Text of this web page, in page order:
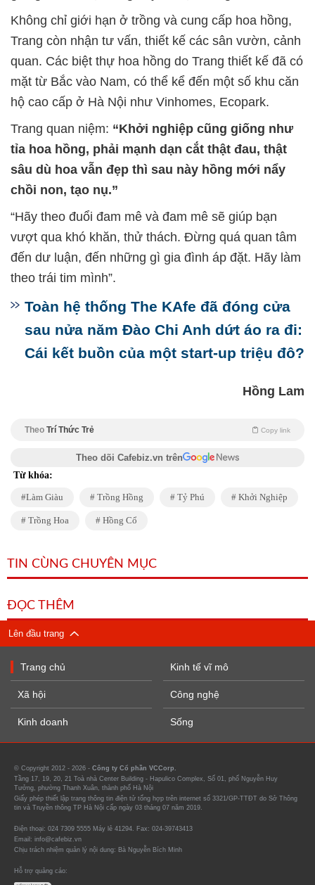
Không chỉ giới hạn ở trồng và cung cấp hoa hồng,
Trang còn nhận tư vấn, thiết kế các sân vườn, cảnh
quan. Các biệt thự hoa hồng do Trang thiết kế đã có
mặt từ Bắc vào Nam, có thể kể đến một số khu căn
hộ cao cấp ở Hà Nội như Vinhomes, Ecopark.
Trang quan niệm: “Khởi nghiệp cũng giống như
tỉa hoa hồng, phải mạnh dạn cắt thật đau, thật
sâu dù hoa vẫn đẹp thì sau này hồng mới nẩy
chồi non, tạo nụ.”
“Hãy theo đuổi đam mê và đam mê sẽ giúp bạn
vượt qua khó khăn, thử thách. Đừng quá quan tâm
đến dư luận, đến những gì gia đình áp đặt. Hãy làm
theo trái tim mình”.
Toàn hệ thống The KAfe đã đóng cửa
sau nửa năm Đào Chi Anh dứt áo ra đi:
Cái kết buồn của một start-up triệu đô?
Hồng Lam
Theo Trí Thức Trẻ Copy link
Theo dõi Cafebiz.vn trên
Từ khóa:
Làm Giàu Trồng Hồng Tỷ Phú Khởi Nghiệp
Trồng Hoa Hồng Cổ
TIN CÙNG CHUYÊN MỤC
ĐỌC THÊM
Lên đầu trang
Trang chủ
Xã hội
Kinh doanh
Kinh tế vĩ mô
Công nghệ
Sống
© Copyright 2012 - 2026 - Công ty Cổ phần VCCorp.
Tầng 17, 19, 20, 21 Toà nhà Center Building - Hapulico Complex, Số 01, phố Nguyễn Huy
Tưởng, phường Thanh Xuân, thành phố Hà Nội
Giấy phép thiết lập trang thông tin điện tử tổng hợp trên internet số 3321/GP-TTĐT do Sở Thông
tin và Truyền thông TP Hà Nội cấp ngày 03 tháng 07 năm 2019.
Điện thoại: 024 7309 5555 Máy lẻ 41294. Fax: 024-39743413
Email: info@cafebiz.vn
Chịu trách nhiệm quản lý nội dung: Bà Nguyễn Bích Minh
Hỗ trợ quảng cáo: